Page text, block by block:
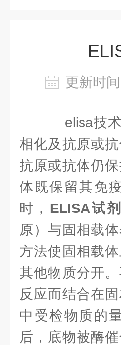
更新时
elisa技术
相化及抗原或
抗原或抗体仍
体既保留其免
时， ELISA试
原）与固相载
方法使固相载
其他物质分开
反应而结合在
中受检物质的
后，底物被酶